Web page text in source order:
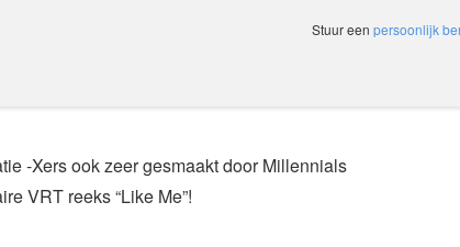
Stuur een persoonlijk
-Xers ook zeer gesmaakt door Millennials
VRT reeks “Like Me”!